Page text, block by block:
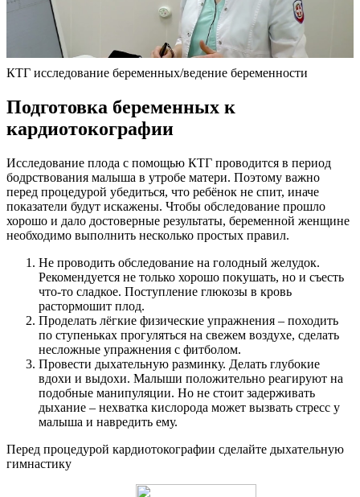
КТГ исследование беременных/ведение беременности
Подготовка беременных к
кардиотокографии
Исследование плода с помощью КТГ проводится в период
бодрствования малыша в утробе матери. Поэтому важно
перед процедурой убедиться, что ребёнок не спит, иначе
показатели будут искажены. Чтобы обследование прошло
хорошо и дало достоверные результаты, беременной женщине
необходимо выполнить несколько простых правил.
Не проводить обследование на голодный желудок.
Рекомендуется не только хорошо покушать, но и съесть
что-то сладкое. Поступление глюкозы в кровь
растормошит плод.
Проделать лёгкие физические упражнения – походить
по ступеньках прогуляться на свежем воздухе, сделать
несложные упражнения с фитболом.
Провести дыхательную разминку. Делать глубокие
вдохи и выдохи. Малыши положительно реагируют на
подобные манипуляции. Но не стоит задерживать
дыхание – нехватка кислорода может вызвать стресс у
малыша и навредить ему.
Перед процедурой кардиотокографии сделайте дыхательную
гимнастику